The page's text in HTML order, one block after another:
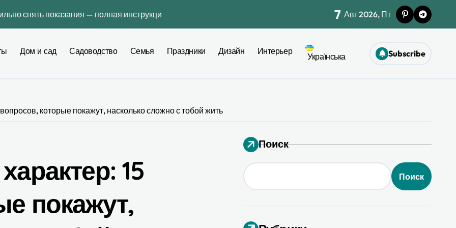
снять показания — полная инструкция без ошибок
профессиональное руководство по созданию гармоничной палитры
действуют сейчас в Украине
мебели и отделки в квартире — честное сравнение 2026
для поиска платформ
сроки, региональная таблица и пошаговая инструкция
7 Авг 2026, Пт
Дом и сад Садоводство Семья Праздники Дизайн Интерьер
Українська Subscribe
которые покажут, насколько сложно с тобой жить
15
покажут,
Поиск
Поиск